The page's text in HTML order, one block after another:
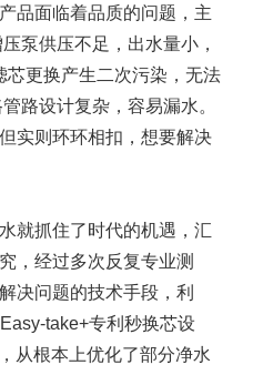
品面临着品质的问题，主
泵供压不足，出水量小，
芯更换产生二次污染，无法
路设计复杂，容易漏水。
实则环环相扣，想要解决
就抓住了时代的机遇，汇
，经过多次反复专业测
决问题的技术手段，利
take+专利秒换芯设
从根本上优化了部分净水